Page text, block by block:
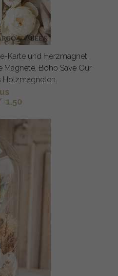
Karte und Herzmagnet,
Magnete, Boho Save Our
Holzmagneten.
1.50